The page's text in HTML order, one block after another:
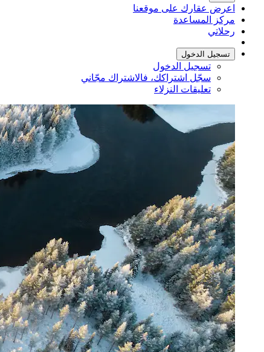
اعرض عقارك على موقعنا
مركز المساعدة
رحلاتي
تسجيل الدخول
تسجيل الدخول
سجّل اشتراكك، فالاشتراك مجّاني
تعليقات النزلاء